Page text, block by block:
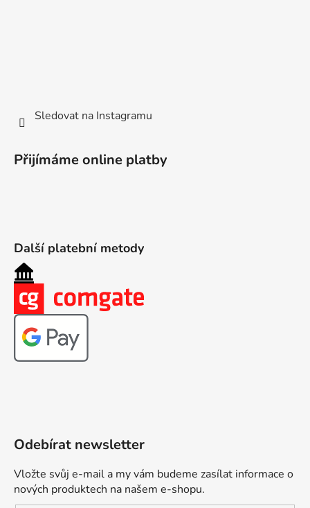
Sledovat na Instagramu
Přijímáme online platby
Další platební metody
Odebírat newsletter
Vložte svůj e-mail a my vám budeme zasílat informace o
nových produktech na našem e-shopu.